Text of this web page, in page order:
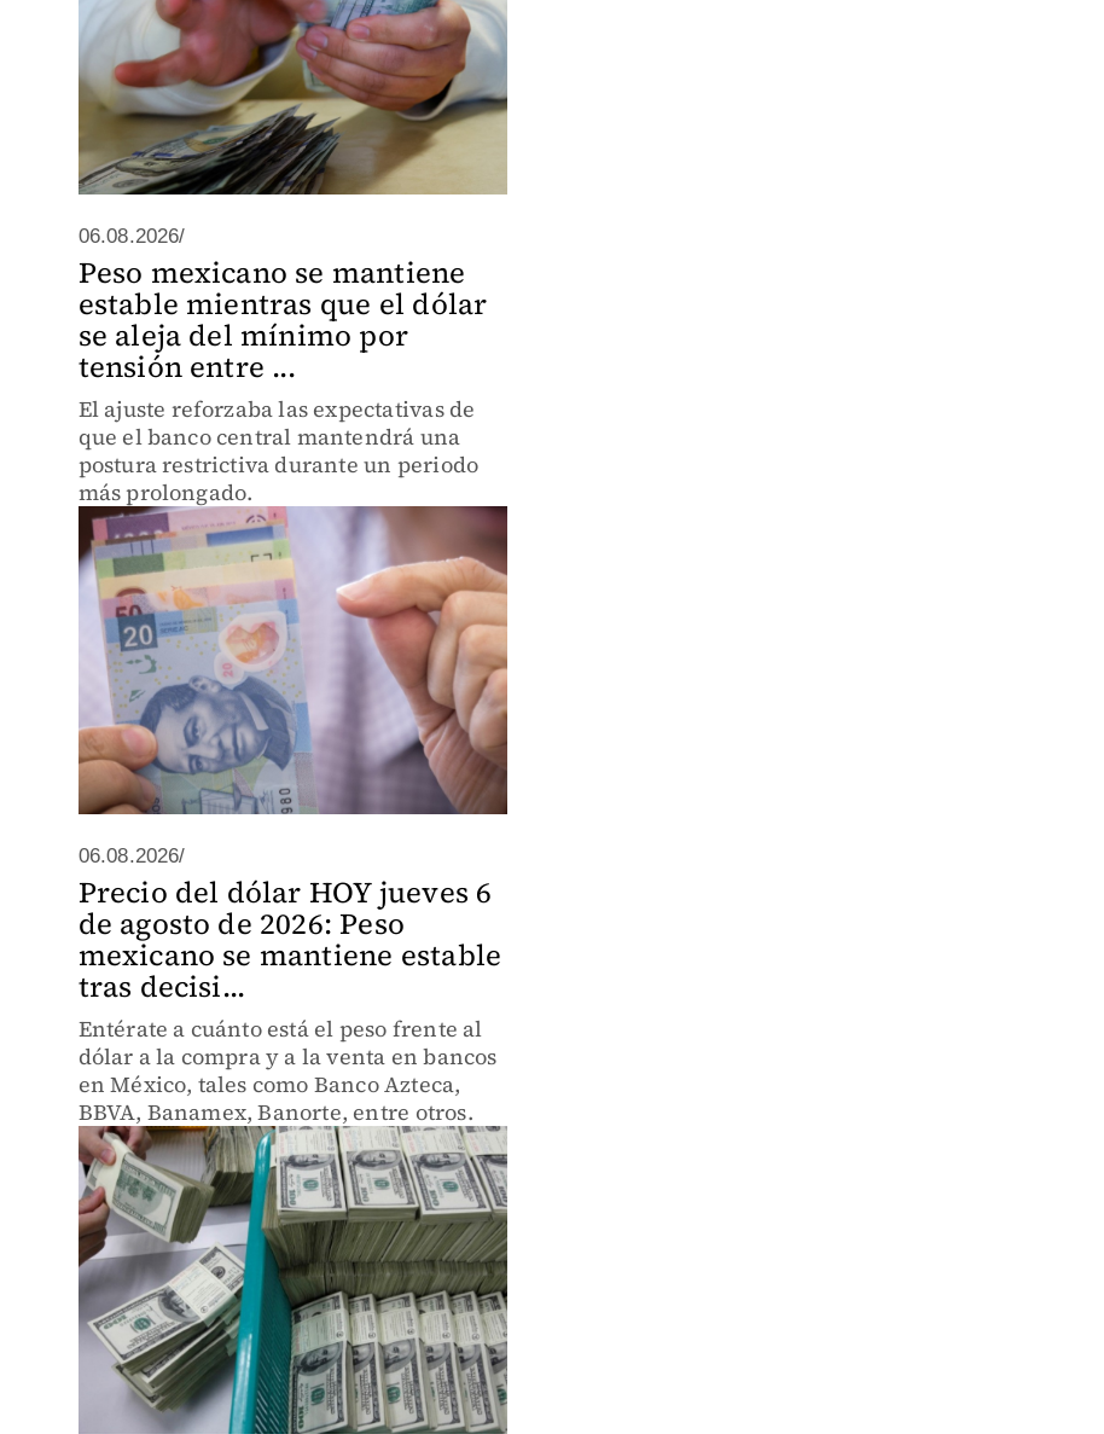
06.08.2026/
Peso mexicano se mantiene
estable mientras que el dólar
se aleja del mínimo por
tensión entre ...
El ajuste reforzaba las expectativas de
que el banco central mantendrá una
postura restrictiva durante un periodo
más prolongado.
06.08.2026/
Precio del dólar HOY jueves 6
de agosto de 2026: Peso
mexicano se mantiene estable
tras decisi...
Entérate a cuánto está el peso frente al
dólar a la compra y a la venta en bancos
en México, tales como Banco Azteca,
BBVA, Banamex, Banorte, entre otros.